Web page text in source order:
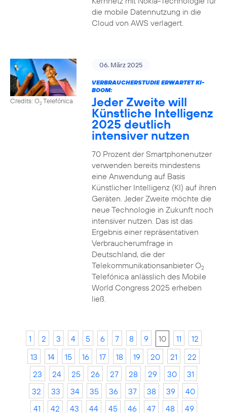
die mobile Datennutzung in die
Cloud von AWS verlagert.
Credits: O2Telefónica
06. März 2025
VERBRAUCHERSTUDIE ERWARTET KI-
BOOM:
Jeder Zweite will
Künstliche Intelligenz
2025 deutlich
intensiver nutzen
70 Prozent der Smartphonenutzer
verwenden bereits mindestens
eine Anwendung auf Basis
Künstlicher Intelligenz (KI) auf ihren
Geräten. Jeder Zweite möchte die
neue Technologie in Zukunft noch
intensiver nutzen. Das ist das
Ergebnis einer repräsentativen
Verbraucherumfrage in
Deutschland, die der
Telekommunikationsanbieter O2
Telefónica anlässlich des Mobile
World Congress 2025 erheben
ließ.
1 2 3 4 5 6 7 8 9 10 11
12
13
14 15 16 17 18 19 20 21
22
23
24 25 26 27 28 29 30
31
32
33 34 35 36 37 38 39
40
41
42 43 44 45 46 47 48
49